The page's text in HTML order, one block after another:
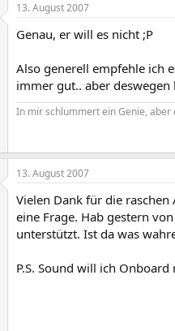
13. August 2007
Genau, er will es nicht ;P
Also generell empfehle ich
immer gut.. aber
In mir schlummert ein Genie, aber
13. August 2007
Vielen Dank für die
eine Frage. Hab gestern
unterstützt. Ist da was
P.S. Sound will ich Onboard